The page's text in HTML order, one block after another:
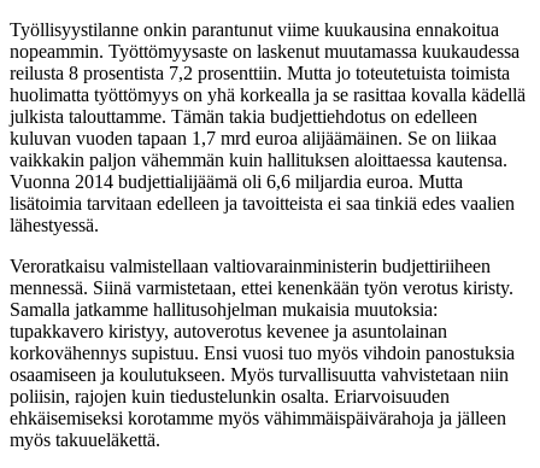
Työllisyystilanne onkin parantunut viime kuukausina ennakoitua
nopeammin. Työttömyysaste on laskenut muutamassa kuukaudessa
reilusta 8 prosentista 7,2 prosenttiin. Mutta jo toteutetuista toimista
huolimatta työttömyys on yhä korkealla ja se rasittaa kovalla kädellä
julkista talouttamme. Tämän takia budjettiehdotus on edelleen
kuluvan vuoden tapaan 1,7 mrd euroa alijäämäinen. Se on liikaa
vaikkakin paljon vähemmän kuin hallituksen aloittaessa kautensa.
Vuonna 2014 budjettialijäämä oli 6,6 miljardia euroa. Mutta
lisätoimia tarvitaan edelleen ja tavoitteista ei saa tinkiä edes vaalien
lähestyessä.
Veroratkaisu valmistellaan valtiovarainministerin budjettiriiheen
mennessä. Siinä varmistetaan, ettei kenenkään työn verotus kiristy.
Samalla jatkamme hallitusohjelman mukaisia muutoksia:
tupakkavero kiristyy, autoverotus kevenee ja asuntolainan
korkovähennys supistuu. Ensi vuosi tuo myös vihdoin panostuksia
osaamiseen ja koulutukseen. Myös turvallisuutta vahvistetaan niin
poliisin, rajojen kuin tiedustelunkin osalta. Eriarvoisuuden
ehkäisemiseksi korotamme myös vähimmäispäivärahoja ja jälleen
myös takuueläkettä.